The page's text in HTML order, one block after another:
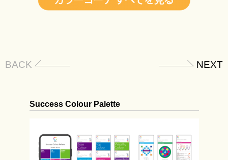
BACK NEXT
Success Colour Palette